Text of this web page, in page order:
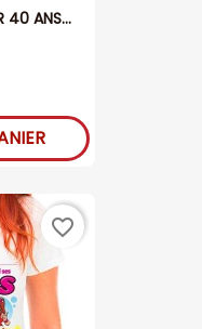
40 ANS...
favorite_border